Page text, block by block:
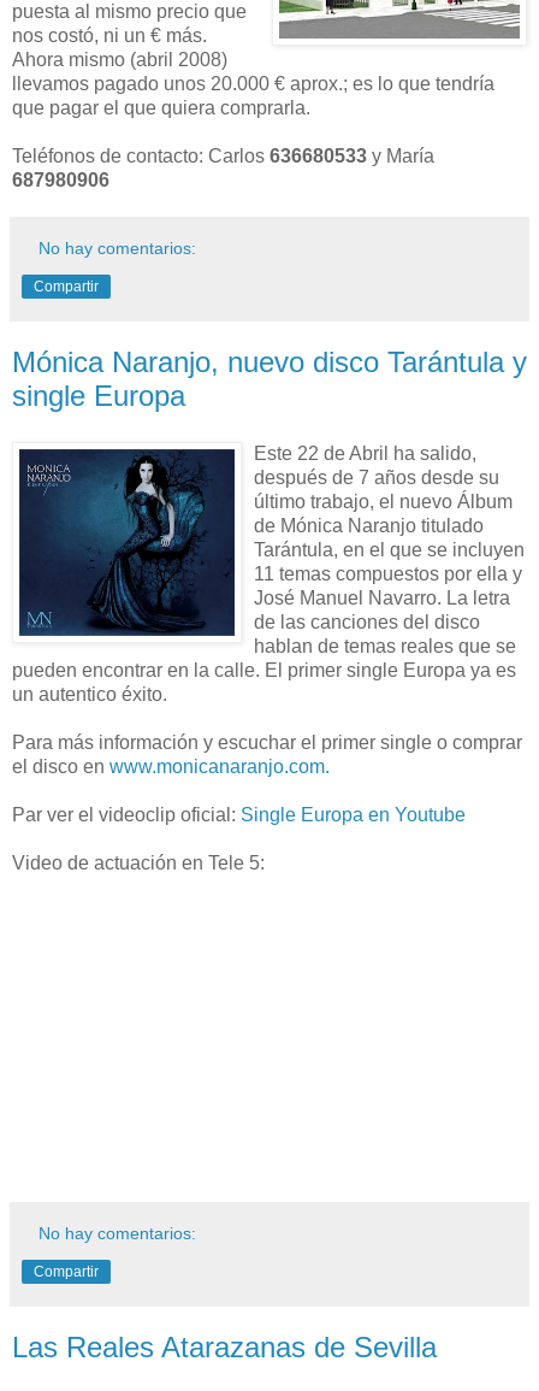
puesta al mismo precio que
nos costó, ni un € más.
Ahora mismo (abril 2008)
llevamos pagado unos 20.000 € aprox.; es lo que tendría
que pagar el que quiera comprarla.
Teléfonos de contacto: Carlos 636680533 y María
687980906
No hay comentarios:
Compartir
Mónica Naranjo, nuevo disco Tarántula y
single Europa
Este 22 de Abril ha salido,
después de 7 años desde su
último trabajo, el nuevo Álbum
de Mónica Naranjo titulado
Tarántula, en el que se incluyen
11 temas compuestos por ella y
José Manuel Navarro. La letra
de las canciones del disco
hablan de temas reales que se
pueden encontrar en la calle. El primer single Europa ya es
un autentico éxito.
Para más información y escuchar el primer single o comprar
el disco en www.monicanaranjo.com.
Par ver el videoclip oficial: Single Europa en Youtube
Video de actuación en Tele 5:
No hay comentarios:
Compartir
Las Reales Atarazanas de Sevilla